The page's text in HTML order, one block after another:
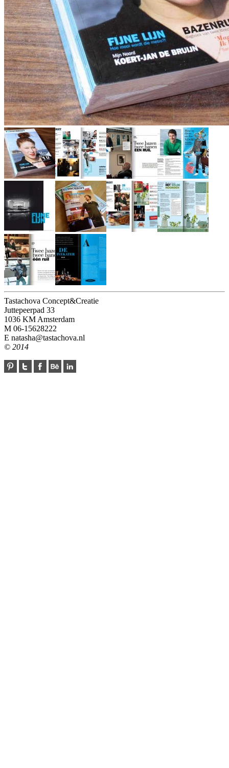
Tastachova Concept&Creatie
Juttepeerpad 33
1036 KM Amsterdam
M 06-15628222
E natasha@tastachova.nl
© 2014